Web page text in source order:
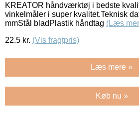
KREATOR håndværktøj i bedste
vinkelmåler i super kvalitet.Teknisk
mmStål bladPlastik håndtag (Læs
22.5 kr. (Vis fragtpris)
Læs mere »
Køb nu »